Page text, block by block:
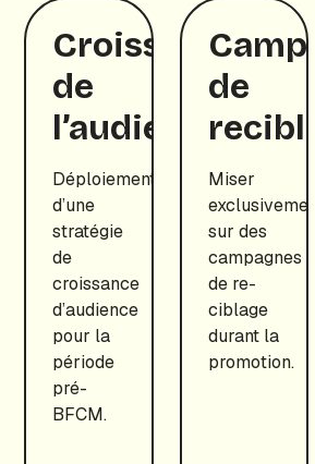
Croissance
de
l’audience
Déploiement
d’une
stratégie
de
croissance
d’audience
pour la
période
pré-
BFCM.
de
Miser
exclusivement
sur des
campagnes
de re-
ciblage
durant la
promotion.